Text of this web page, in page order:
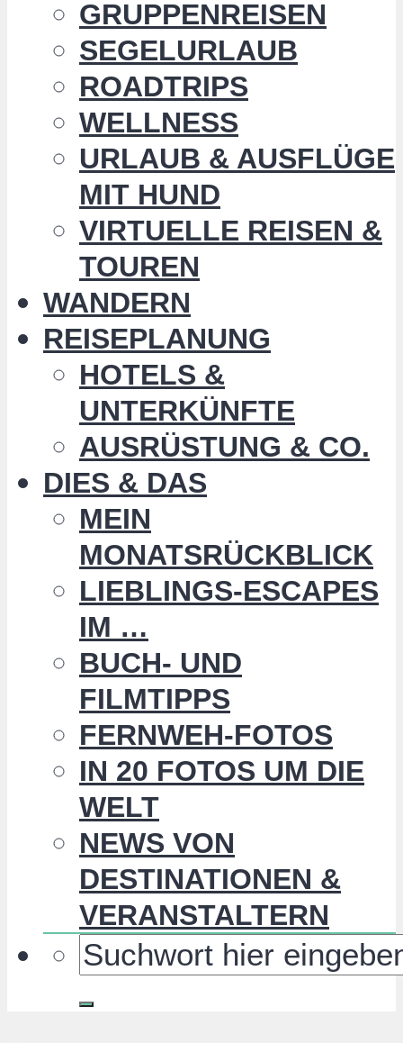
GRUPPENREISEN
SEGELURLAUB
ROADTRIPS
WELLNESS
URLAUB & AUSFLÜGE
MIT HUND
VIRTUELLE REISEN &
TOUREN
WANDERN
REISEPLANUNG
HOTELS &
UNTERKÜNFTE
AUSRÜSTUNG & CO.
DIES & DAS
MEIN
MONATSRÜCKBLICK
LIEBLINGS-ESCAPES
IM …
BUCH- UND
FILMTIPPS
FERNWEH-FOTOS
IN 20 FOTOS UM DIE
WELT
NEWS VON
DESTINATIONEN &
VERANSTALTERN